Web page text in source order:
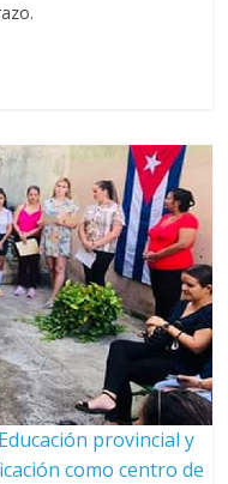
provincial y
como centro de